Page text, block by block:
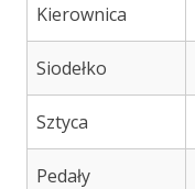
Kierownica
Siodełko
Sztyca
Pedały